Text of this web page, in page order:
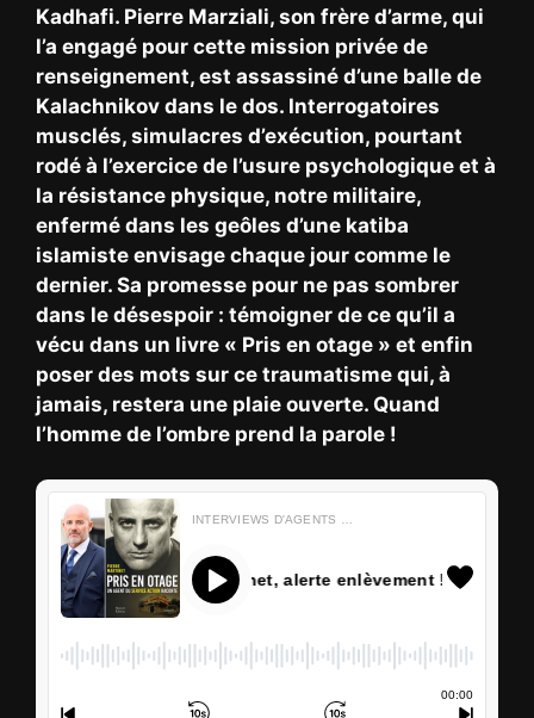
Kadhafi. Pierre Marziali, son frère d’arme, qui
l’a engagé pour cette mission privée de
renseignement, est assassiné d’une balle de
Kalachnikov dans le dos. Interrogatoires
musclés, simulacres d’exécution, pourtant
rodé à l’exercice de l’usure psychologique et à
la résistance physique, notre militaire,
enfermé dans les geôles d’une katiba
islamiste envisage chaque jour comme le
dernier. Sa promesse pour ne pas sombrer
dans le désespoir : témoigner de ce qu’il a
vécu dans un livre « Pris en otage » et enfin
poser des mots sur ce traumatisme qui, à
jamais, restera une plaie ouverte. Quand
l’homme de l’ombre prend la parole !
INTERVIEWS D'AGENTS D'ENTRETIENS
Pierre Martinet, alerte enlèvement !
00:00